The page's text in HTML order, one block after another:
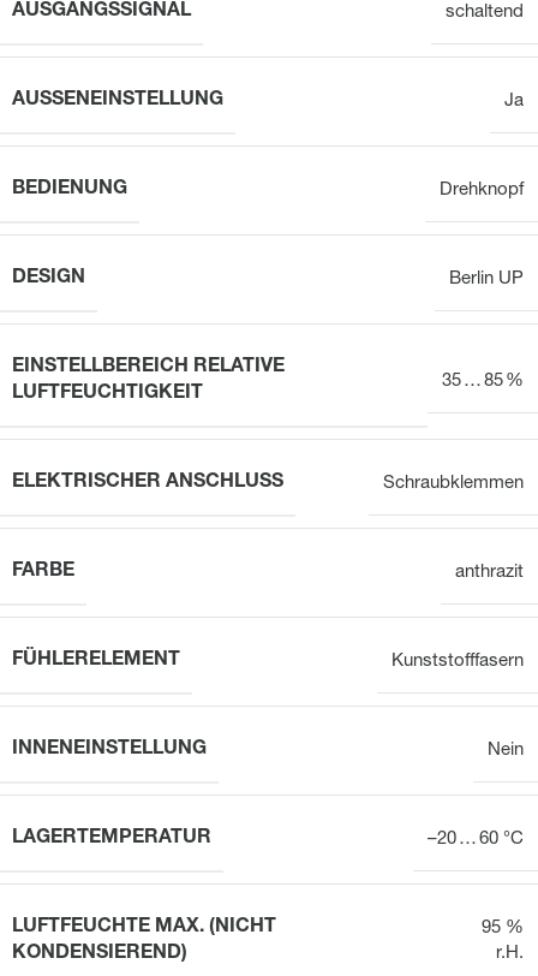
AUSGANGSSIGNAL schaltend
AUSSENEINSTELLUNG Ja
BEDIENUNG Drehknopf
DESIGN Berlin UP
EINSTELLBEREICH RELATIVE
LUFTFEUCHTIGKEIT
35 … 85 %
ELEKTRISCHER ANSCHLUSS Schraubklemmen
FARBE anthrazit
FÜHLERELEMENT Kunststofffasern
INNENEINSTELLUNG Nein
LAGERTEMPERATUR –20 … 60 °C
LUFTFEUCHTE MAX. (NICHT
KONDENSIEREND)
95 %
r.H.